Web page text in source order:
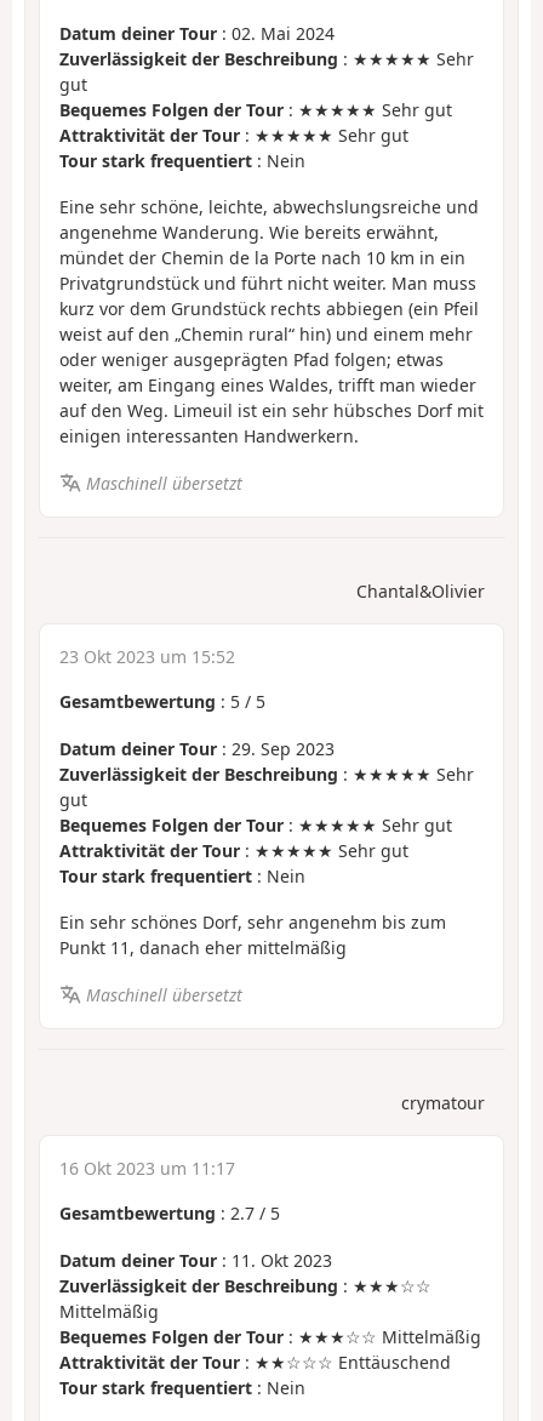
Datum deiner Tour : 02. Mai 2024
Zuverlässigkeit der Beschreibung : ★★★★★ Sehr
gut
Bequemes Folgen der Tour : ★★★★★ Sehr gut
Attraktivität der Tour : ★★★★★ Sehr gut
Tour stark frequentiert : Nein
Eine sehr schöne, leichte, abwechslungsreiche und
angenehme Wanderung. Wie bereits erwähnt,
mündet der Chemin de la Porte nach 10 km in ein
Privatgrundstück und führt nicht weiter. Man muss
kurz vor dem Grundstück rechts abbiegen (ein Pfeil
weist auf den „Chemin rural“ hin) und einem mehr
oder weniger ausgeprägten Pfad folgen; etwas
weiter, am Eingang eines Waldes, trifft man wieder
auf den Weg. Limeuil ist ein sehr hübsches Dorf mit
einigen interessanten Handwerkern.
Maschinell übersetzt
Chantal&Olivier
23 Okt 2023 um 15:52
Gesamtbewertung : 5 / 5
Datum deiner Tour : 29. Sep 2023
Zuverlässigkeit der Beschreibung : ★★★★★ Sehr
gut
Bequemes Folgen der Tour : ★★★★★ Sehr gut
Attraktivität der Tour : ★★★★★ Sehr gut
Tour stark frequentiert : Nein
Ein sehr schönes Dorf, sehr angenehm bis zum
Punkt 11, danach eher mittelmäßig
Maschinell übersetzt
crymatour
16 Okt 2023 um 11:17
Gesamtbewertung : 2.7 / 5
Datum deiner Tour : 11. Okt 2023
Zuverlässigkeit der Beschreibung : ★★★☆☆
Mittelmäßig
Bequemes Folgen der Tour : ★★★☆☆ Mittelmäßig
Attraktivität der Tour : ★★☆☆☆ Enttäuschend
Tour stark frequentiert : Nein